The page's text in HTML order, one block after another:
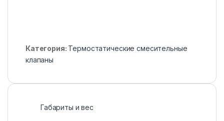
Категория: Термостатические смесительные
клапаны
Габариты и вес